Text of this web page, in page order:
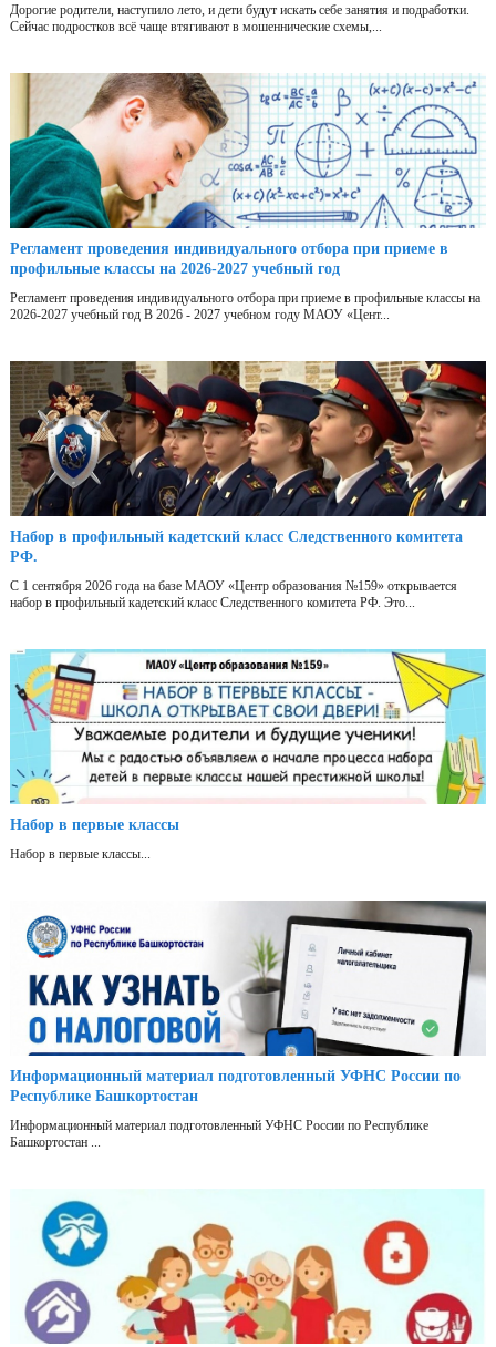
Дорогие родители, наступило лето, и дети будут искать себе занятия и подработки.
Сейчас подростков всё чаще втягивают в мошеннические схемы,...
Регламент проведения индивидуального отбора при приеме в
профильные классы на 2026-2027 учебный год
Регламент проведения индивидуального отбора при приеме в профильные классы на
2026-2027 учебный год В 2026 - 2027 учебном году МАОУ «Цент...
Набор в профильный кадетский класс Следственного комитета
РФ.
С 1 сентября 2026 года на базе МАОУ «Центр образования №159» открывается
набор в профильный кадетский класс Следственного комитета РФ. Это...
Набор в первые классы
Набор в первые классы...
Информационный материал подготовленный УФНС России по
Республике Башкортостан
Информационный материал подготовленный УФНС России по Республике
Башкортостан ...